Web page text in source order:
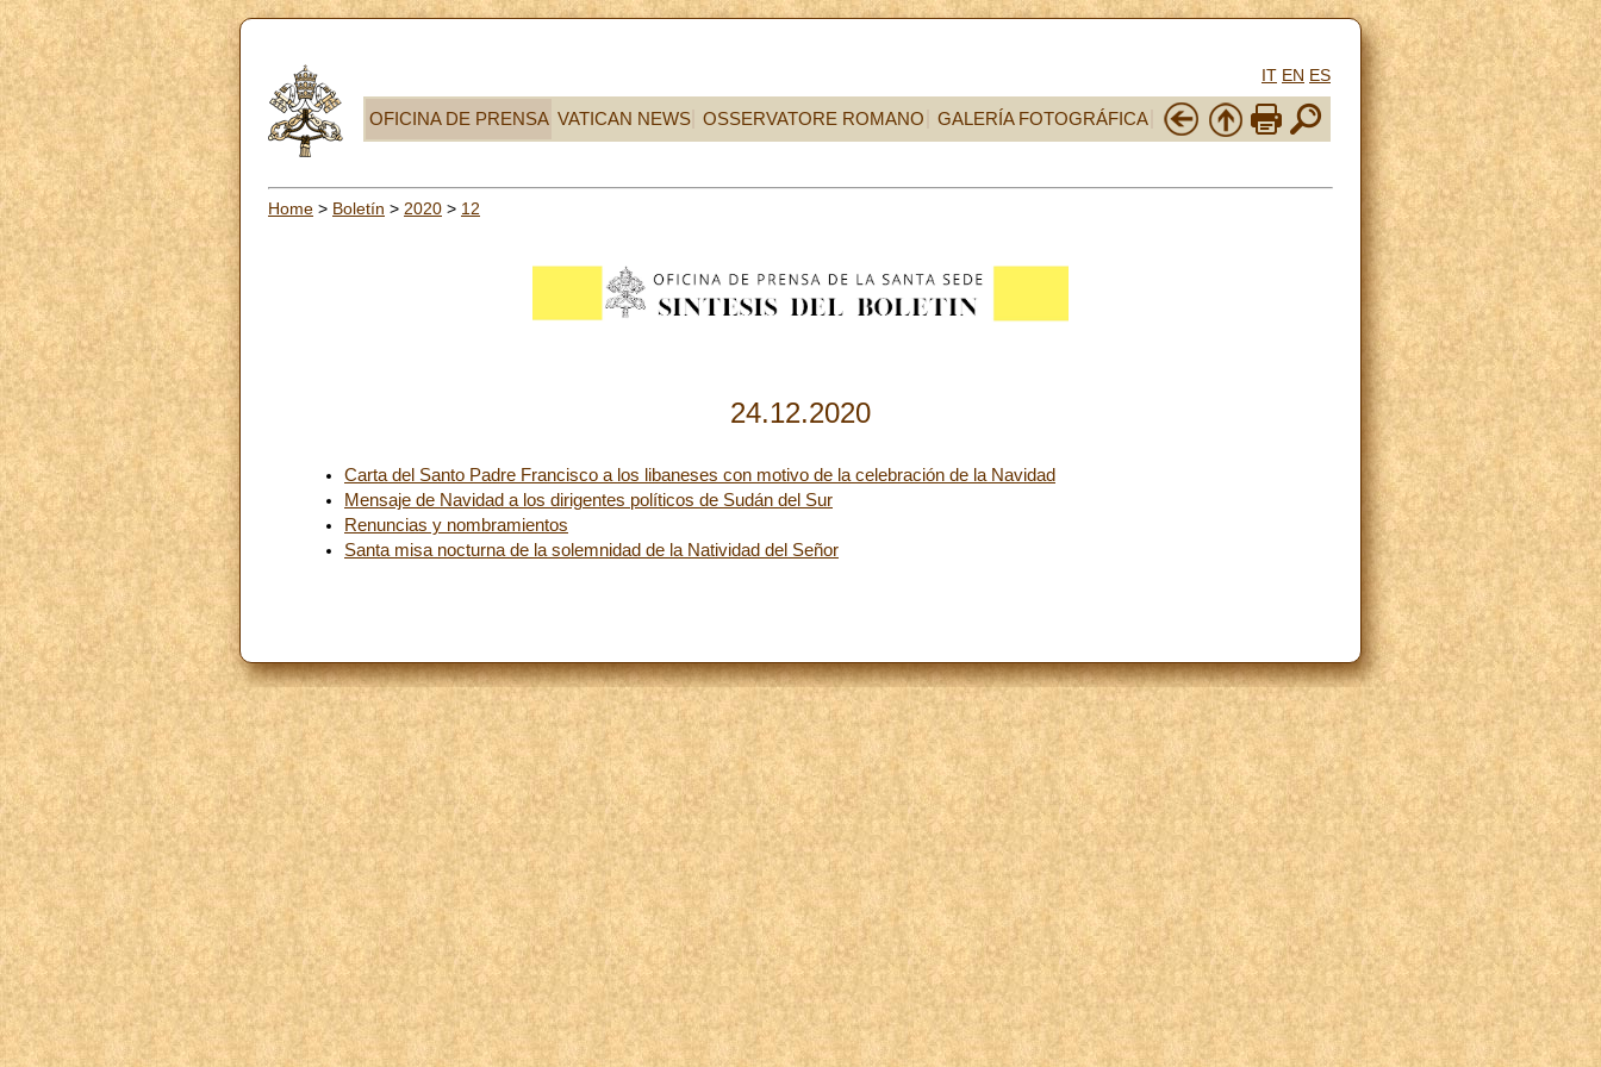
IT EN ES
OFICINA DE PRENSA VATICAN NEWS OSSERVATORE ROMANO GALERÍA FOTOGRÁFICA
Home > Boletín > 2020 > 12
24.12.2020
Carta del Santo Padre Francisco a los libaneses con motivo de la celebración de la Navidad
Mensaje de Navidad a los dirigentes políticos de Sudán del Sur
Renuncias y nombramientos
Santa misa nocturna de la solemnidad de la Natividad del Señor